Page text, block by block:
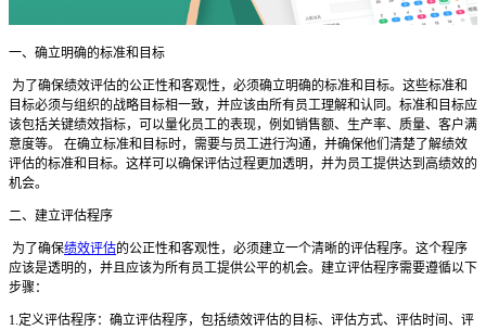
一、确立明确的标准和目标
为了确保绩效评估的公正性和客观性，必须确立明确的标准和目标。这些标准和
目标必须与组织的战略目标相一致，并应该由所有员工理解和认同。标准和目标应
该包括关键绩效指标，可以量化员工的表现，例如销售额、生产率、质量、客户满
意度等。 在确立标准和目标时，需要与员工进行沟通，并确保他们清楚了解绩效
评估的标准和目标。这样可以确保评估过程更加透明，并为员工提供达到高绩效的
机会。
二、建立评估程序
为了确保绩效评估的公正性和客观性，必须建立一个清晰的评估程序。这个程序
应该是透明的，并且应该为所有员工提供公平的机会。建立评估程序需要遵循以下
步骤：
1.定义评估程序：确立评估程序，包括绩效评估的目标、评估方式、评估时间、评